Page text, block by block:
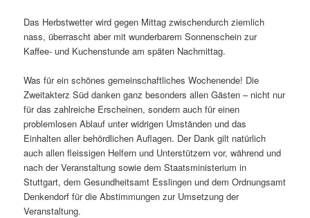
Das Herbstwetter wird gegen Mittag zwischendurch ziemlich
nass, überrascht aber mit wunderbarem Sonnenschein zur
Kaffee- und Kuchenstunde am späten Nachmittag.
Was für ein schönes gemeinschaftliches Wochenende! Die
Zweitakterz Süd danken ganz besonders allen Gästen – nicht nur
für das zahlreiche Erscheinen, sondern auch für einen
problemlosen Ablauf unter widrigen Umständen und das
Einhalten aller behördlichen Auflagen. Der Dank gilt natürlich
auch allen fleissigen Helfern und Unterstützern vor, während und
nach der Veranstaltung sowie dem Staatsministerium in
Stuttgart, dem Gesundheitsamt Esslingen und dem Ordnungsamt
Denkendorf für die Abstimmungen zur Umsetzung der
Veranstaltung.